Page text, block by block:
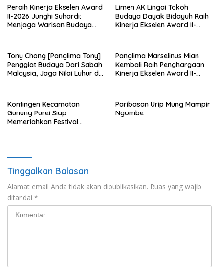
Peraih Kinerja Ekselen Award
II-2026 Junghi Suhardi:
Menjaga Warisan Budaya
Limen AK Lingai Tokoh
Budaya Dayak Bidayuh Raih
Kinerja Ekselen Award II-
Tony Chong [Panglima Tony]
Penggiat Budaya Dari Sabah
Malaysia, Jaga Nilai Luhur di
Panglima Marselinus Mian
Kembali Raih Penghargaan
Kinerja Ekselen Award II-
Kontingen Kecamatan
Gunung Purei Siap
Memeriahkan Festival
Paribasan Urip Mung Mampir
Ngombe
Tinggalkan Balasan
Alamat email Anda tidak akan dipublikasikan. Ruas yang wajib
ditandai *